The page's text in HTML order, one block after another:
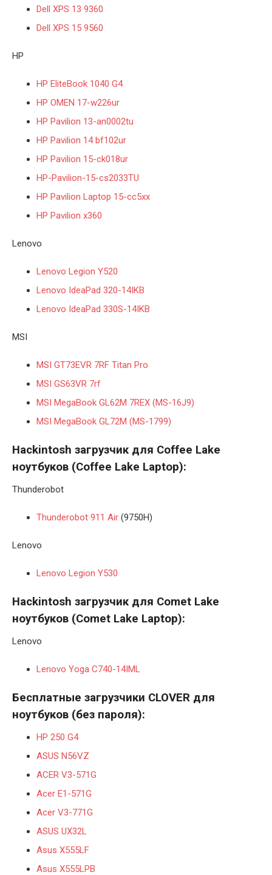
Dell XPS 13 9360
Dell XPS 15 9560
HP
HP EliteBook 1040 G4
HP OMEN 17-w226ur
HP Pavilion 13-an0002tu
HP Pavilion 14 bf102ur
HP Pavilion 15-ck018ur
HP-Pavilion-15-cs2033TU
HP Pavilion Laptop 15-cc5xx
HP Pavilion x360
Lenovo
Lenovo Legion Y520
Lenovo IdeaPad 320-14IKB
Lenovo IdeaPad 330S-14IKB
MSI
MSI GT73EVR 7RF Titan Pro
MSI GS63VR 7rf
MSI MegaBook GL62M 7REX (MS-16J9)
MSI MegaBook GL72M (MS-1799)
Hackintosh загрузчик для Coffee Lake
ноутбуков (Coffee Lake Laptop):
Thunderobot
Thunderobot 911 Air (9750H)
Lenovo
Lenovo Legion Y530
Hackintosh загрузчик для Comet Lake
ноутбуков (Comet Lake Laptop):
Lenovo
Lenovo Yoga C740-14IML
Бесплатные загрузчики CLOVER для
ноутбуков (без пароля):
HP 250 G4
ASUS N56VZ
ACER V3-571G
Acer E1-571G
Acer V3-771G
ASUS UX32L
Asus X555LF
Asus X555LPB